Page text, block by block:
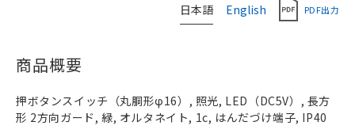
日本語 English PDF出力
商品概要
押ボタンスイッチ（丸胴形φ16）, 照光, LED（DC5V）, 長方
形 2方向ガード, 緑, オルタネイト, 1c, はんだづけ端子, IP40